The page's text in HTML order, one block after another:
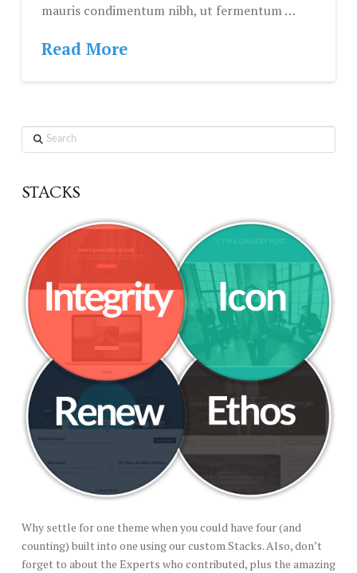
mauris condimentum nibh, ut fermentum …
Read More
Search
STACKS
Why settle for one theme when you could have four (and
counting) built into one using our custom Stacks. Also, don’t
forget to about the Experts who contributed, plus the amazing